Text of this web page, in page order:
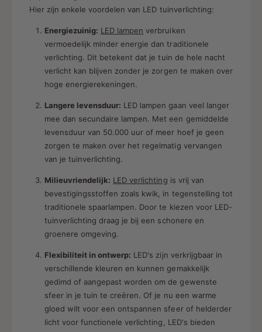
Hier zijn enkele voordelen van LED tuinverlichting:
Energiezuinig: LED lampen verbruiken
vermoedelijk minder energie dan traditionele
verlichting. Dit betekent dat je tuin de hele nacht
verlicht kan blijven zonder je zorgen te maken over
hoge energierekeningen.
Langere levensduur: LED lampen gaan veel langer
mee dan secundaire lampen. Met een gemiddelde
levensduur van 50.000 uur of meer hoef je geen
zorgen te maken over het regelmatig vervangen
van je tuinverlichting.
Milieuvriendelijk: LED verlichting is vrij van
bevestigingsstoffen zoals kwik, in tegenstelling tot
traditionele spaarlampen. Door te kiezen voor LED-
tuinverlichting draag je bij een schonere en
groenere omgeving.
Flexibiliteit in ontwerp: LED's zijn verkrijgbaar in
verschillende kleuren en kunnen gemakkelijk
gedimd of aangepast worden om de gewenste
sfeer in je tuin te creëren. Of je nu een warme
gloed wilt voor een ontspannen sfeer of helderder
licht voor functionele verlichting, LED's bieden